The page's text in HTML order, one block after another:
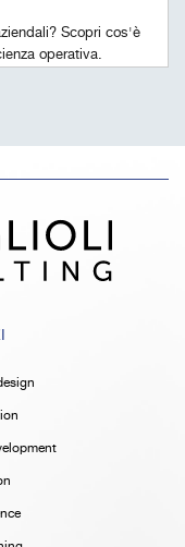
Scopri cos'è
operativa.